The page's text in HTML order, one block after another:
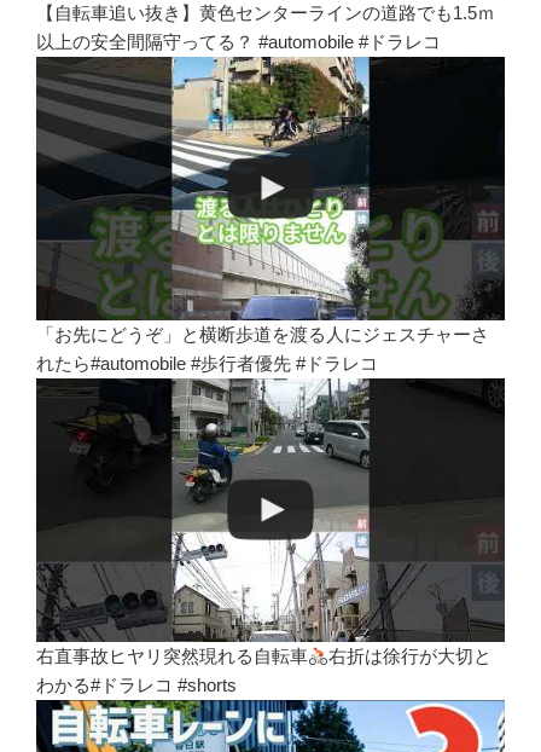
【自転車追い抜き】黄色センターラインの道路でも1.5ｍ
以上の安全間隔守ってる？ #automobile #ドラレコ
「お先にどうぞ」と横断歩道を渡る人にジェスチャーさ
れたら#automobile #歩行者優先 #ドラレコ
右直事故ヒヤリ突然現れる自転車
右折は徐行が大切と
わかる#ドラレコ #shorts